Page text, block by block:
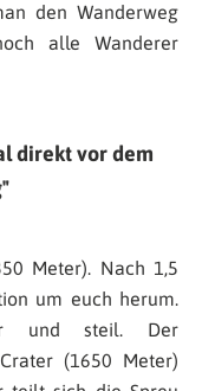
den Wanderweg
alle Wanderer
direkt vor dem
Meter). Nach 1,5
um euch herum.
und steil. Der
(1650 Meter)